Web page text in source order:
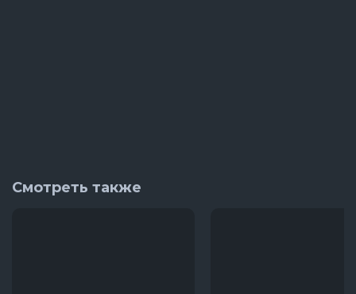
Смотреть также